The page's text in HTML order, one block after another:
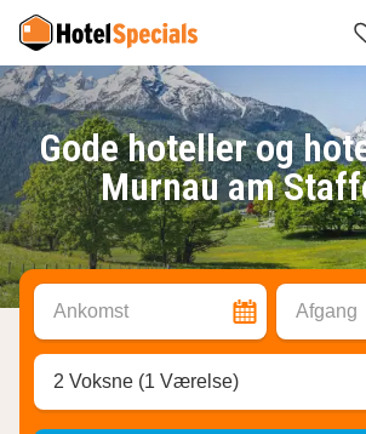
Gode hoteller og
Murnau am
Ankomst Afgang
2 Voksne (1 Værelse)